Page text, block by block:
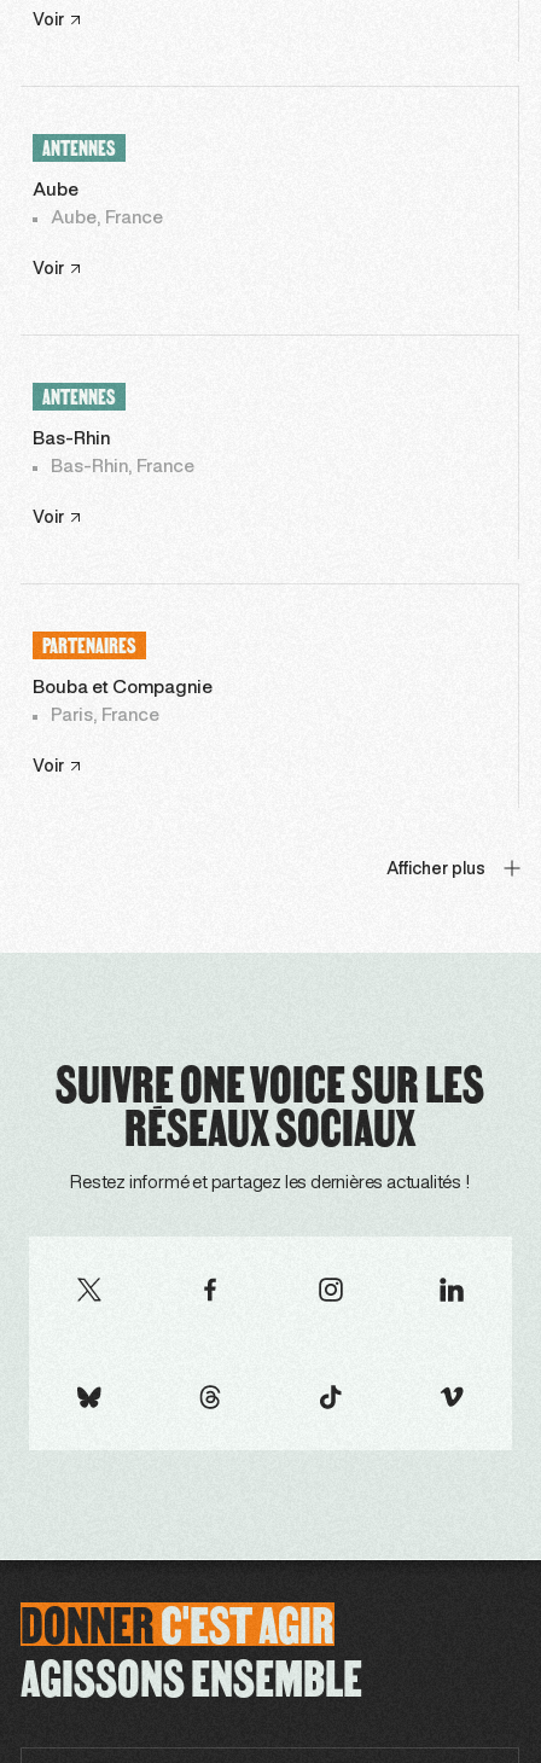
Voir
ANTENNES
Aube
Aube, France
Voir
ANTENNES
Bas-Rhin
Bas-Rhin, France
Voir
PARTENAIRES
Bouba et Compagnie
Paris, France
Voir
Afficher plus
SUIVRE ONE VOICE SUR LES
RÉSEAUX SOCIAUX
Restez informé et partagez les dernières actualités !
DONNERC'ESTAGIR
AGISSONS ENSEMBLE